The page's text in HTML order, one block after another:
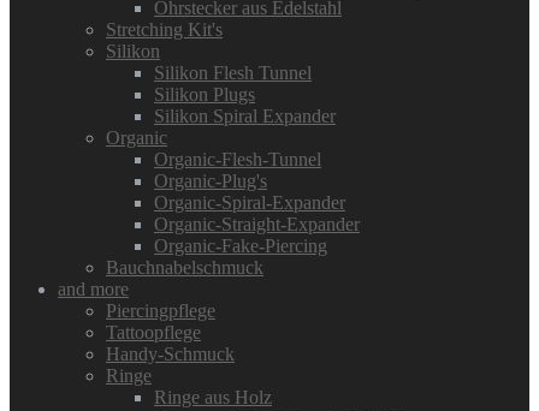
Ohrstecker aus Edelstahl
Stretching Kit's
Silikon
Silikon Flesh Tunnel
Silikon Plugs
Silikon Spiral Expander
Organic
Organic-Flesh-Tunnel
Organic-Plug's
Organic-Spiral-Expander
Organic-Straight-Expander
Organic-Fake-Piercing
Bauchnabelschmuck
and more
Piercingpflege
Tattoopflege
Handy-Schmuck
Ringe
Ringe aus Holz